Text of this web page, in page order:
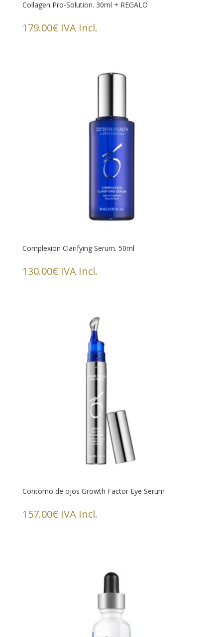
Collagen Pro-Solution. 30ml + REGALO
179.00€ IVA Incl.
Complexion Clarifying Serum. 50ml
130.00€ IVA Incl.
Contorno de ojos Growth Factor Eye Serum
157.00€ IVA Incl.